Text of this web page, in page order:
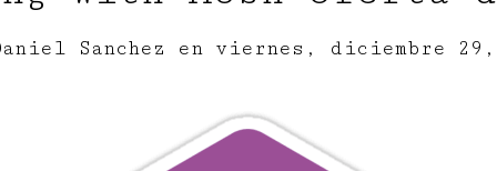
Sanchez en viernes, diciembre 29,